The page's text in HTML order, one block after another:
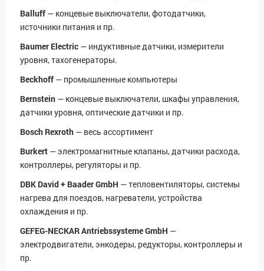
Balluff — концевые выключатели, фотодатчики,
источники питания и пр.
Baumer Electric — индуктивные датчики, измерители
уровня, тахогенераторы.
Beckhoff — промышленные компьютеры
Bernstein — концевые выключатели, шкафы управления,
датчики уровня, оптические датчики и пр.
Bosch Rexroth — весь ассортимент
Burkert — электромагнитные клапаны, датчики расхода,
контроллеры, регуляторы и пр.
DBK David + Baader GmbH — тепловентиляторы, системы
нагрева для поездов, нагреватели, устройства
охлаждения и пр.
GEFEG-NECKAR Antriebssysteme GmbH —
электродвигатели, энкодеры, редукторы, контроллеры и
пр.